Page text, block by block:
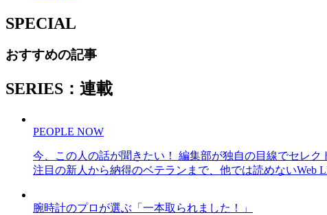
SPECIAL
おすすめの記事
SERIES：連載
PEOPLE NOW
今、この人の話が聞きたい！ 編集部が独自の目線でセレ
注目の新人から納得のベテランまで、他では読めないWeb
腕時計のプロが選ぶ「一本取られました！」